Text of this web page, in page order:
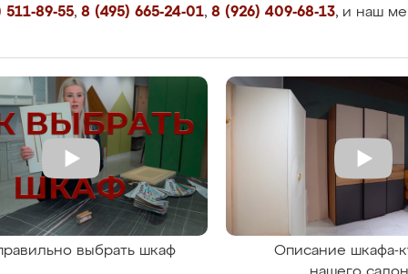
89-55, 8 (495) 665-24-01, 8 (926) 409-68-13, и наш
выбрать шкаф
Описание шкафа-